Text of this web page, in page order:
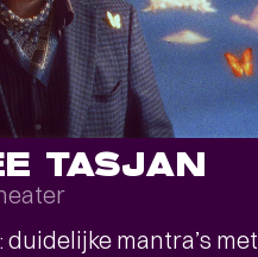
TASJAN
mantra’s met